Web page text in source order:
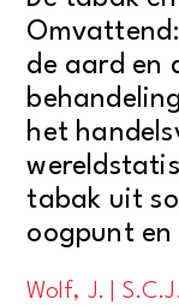
de aard en
het
tabak uit
oogpunt
Wolf, J. |